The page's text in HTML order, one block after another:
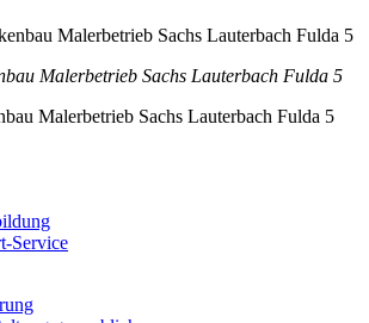
Malerbetrieb Sachs Lauterbach Fulda 5
Malerbetrieb Sachs Lauterbach Fulda 5
Service